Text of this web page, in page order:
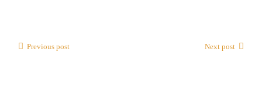
Previous post Next post